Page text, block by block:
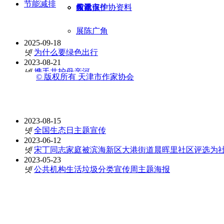
天津市作协资料
权益保护
多看点
馆讯
展陈广角
节能减排
2025-09-18
넷 为什么要绿色出行
2023-08-21
넷 携手共护母亲河
2023-08-21
2023-08-15
넷 全国生态日主题宣传
2023-06-12
넷 宋丁同志家庭被滨海新区大港街道晨晖里社区评选为
2023-05-23
넷 公共机构生活垃圾分类宣传周主题海报
© 版权所有 天津市作家协会